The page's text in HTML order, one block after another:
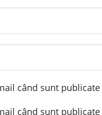
când sunt
când sunt